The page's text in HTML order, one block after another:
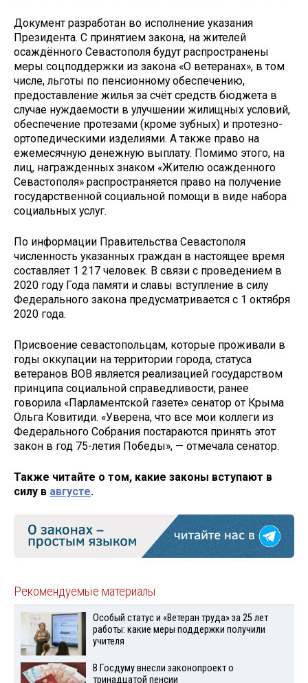
Документ разработан во исполнение указания
Президента. С принятием закона, на жителей
осаждённого Севастополя будут распространены
меры соцподдержки из закона «О ветеранах», в том
числе, льготы по пенсионному обеспечению,
предоставление жилья за счёт средств бюджета в
случае нуждаемости в улучшении жилищных условий,
обеспечение протезами (кроме зубных) и протезно-
ортопедическими изделиями. А также право на
ежемесячную денежную выплату. Помимо этого, на
лиц, награжденных знаком «Жителю осажденного
Севастополя» распространяется право на получение
государственной социальной помощи в виде набора
социальных услуг.
По информации Правительства Севастополя
численность указанных граждан в настоящее время
составляет 1 217 человек. В связи с проведением в
2020 году Года памяти и славы вступление в силу
Федерального закона предусматривается с 1 октября
2020 года.
Присвоение севастопольцам, которые проживали в
годы оккупации на территории города, статуса
ветеранов ВОВ является реализацией государством
принципа социальной справедливости, ранее
говорила «Парламентской газете» сенатор от Крыма
Ольга Ковитиди. «Уверена, что все мои коллеги из
Федерального Собрания постараются принять этот
закон в год 75-летия Победы», — отмечала сенатор.
Также читайте о том, какие законы вступают в
силу в августе.
Рекомендуемые материалы
Особый статус и «Ветеран труда» за 25 лет
работы: какие меры поддержки получили
учителя
В Госдуму внесли законопроект о
тринадцатой пенсии